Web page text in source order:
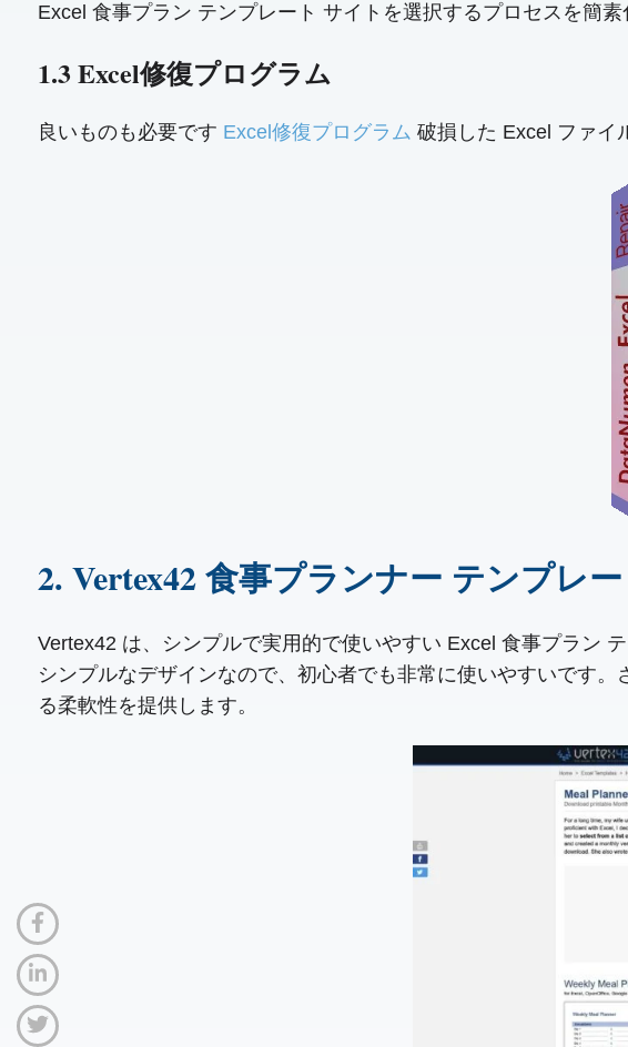
Excel 食事プラン テンプレート サイトを選択するプロセスを簡
1.3 Excel修復プログラム
良いものも必要です Excel修復プログラム 破損した Excel ファイ
2. Vertex42 食事プランナー テンプレー
Vertex42 は、シンプルで実用的で使いやすい Excel 食事プラン
シンプルなデザインなので、初心者でも非常に使いやすいです
る柔軟性を提供します。